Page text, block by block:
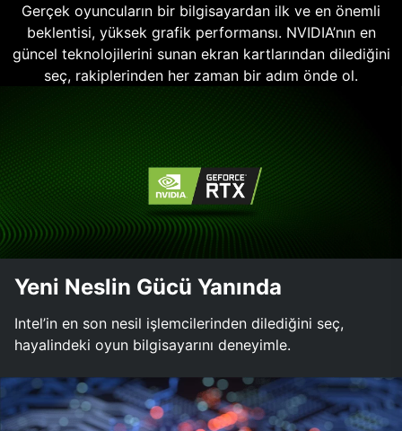
Gerçek oyuncuların bir bilgisayardan ilk ve en önemli
beklentisi, yüksek grafik performansı. NVIDIA’nın en
güncel teknolojilerini sunan ekran kartlarından dilediğini
seç, rakiplerinden her zaman bir adım önde ol.
Yeni Neslin Gücü Yanında
Intel’in en son nesil işlemcilerinden dilediğini seç,
hayalindeki oyun bilgisayarını deneyimle.